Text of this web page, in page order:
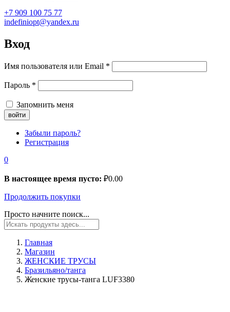
+7 909 100 75 77
indefiniopt@yandex.ru
Вход
Имя пользователя или Email *
Пароль *
Запомнить меня
Забыли пароль?
Регистрация
0
В настоящее время пусто: ₽0.00
Продолжить покупки
Просто начните поиск...
Главная
Магазин
ЖЕНСКИЕ ТРУСЫ
Бразильяно/танга
Женские трусы-танга LUF3380